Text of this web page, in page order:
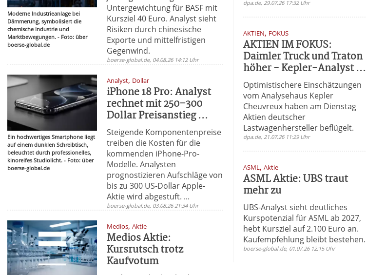
Moderne Industrieanlage bei
Dämmerung, symbolisiert die
chemische Industrie und
Marktbewegungen. - Foto: über
boerse-global.de
Untergewichtung für BASF mit
Kursziel 40 Euro. Analyst sieht
Risiken durch chinesische
Exporte und mittelfristigen
Gegenwind.
boerse-global.de, 04.08.26 14:12 Uhr
Ein hochwertiges Smartphone liegt
auf einem dunklen Schreibtisch,
beleuchtet durch professionelles,
kinoreifes Studiolicht. - Foto: über
boerse-global.de
Analyst, Dollar
iPhone 18 Pro: Analyst
rechnet mit 250–300
Dollar Preisanstieg ...
Steigende Komponentenpreise
treiben die Kosten für die
kommenden iPhone-Pro-
Modelle. Analysten
prognostizieren Aufschläge von
bis zu 300 US-Dollar Apple-
Aktie wird abgestuft. ...
boerse-global.de, 03.08.26 21:34 Uhr
Medios,Aktie
Medios Aktie:
Kursrutsch trotz
Kaufvotum
dpa.de, 29.07.26 17:32 Uhr
AKTIEN, FOKUS
AKTIEN IM FOKUS:
Daimler Truck und Traton
höher - Kepler-Analyst ...
Optimistischere Einschätzungen
vom Analysehaus Kepler
Cheuvreux haben am Dienstag
Aktien deutscher
Lastwagenhersteller beflügelt.
dpa.de, 21.07.26 11:29 Uhr
ASML, Aktie
ASML Aktie: UBS traut
mehr zu
UBS-Analyst sieht deutliches
Kurspotenzial für ASML ab 2027,
hebt Kursziel auf 2.100 Euro an.
Kaufempfehlung bleibt bestehen.
boerse-global.de, 01.07.26 12:15 Uhr